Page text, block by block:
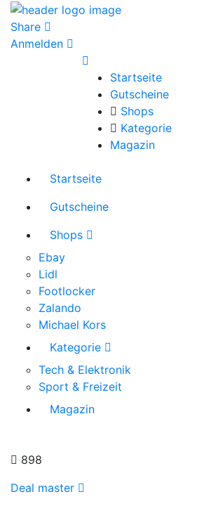
Share
Anmelden
Startseite
Gutscheine
Shops
Kategorie
Magazin
Startseite
Gutscheine
Shops
Ebay
Lidl
Footlocker
Zalando
Michael Kors
Kategorie
Tech & Elektronik
Sport & Freizeit
Magazin
898
Deal master